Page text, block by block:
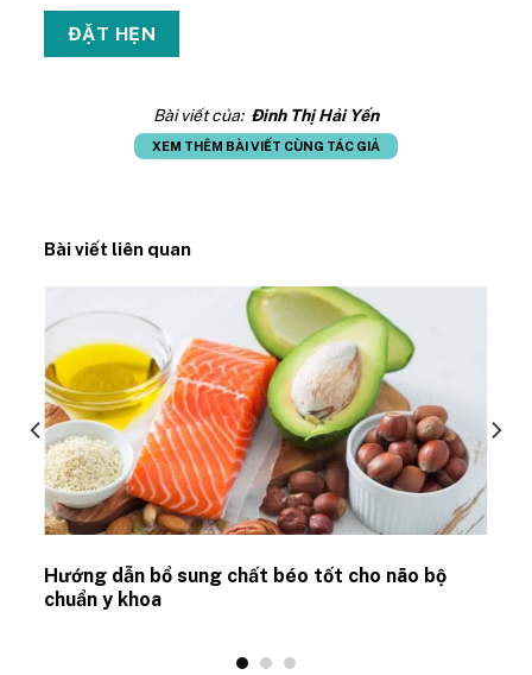
Bài viết của: Đinh Thị Hải Yến
XEM THÊM BÀI VIẾT CÙNG TÁC GIẢ
Bài viết liên quan
Hướng dẫn bổ sung chất béo tốt cho não bộ
chuẩn y khoa